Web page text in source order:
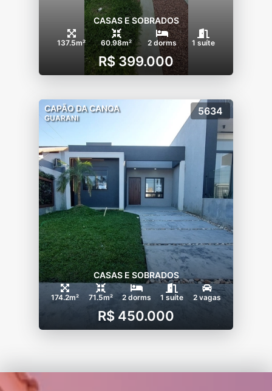
CASAS E SOBRADOS
137.5m² 60.98m² 2 dorms 1 suíte
R$ 399.000
CAPÃO DA CANOA
GUARANI
5634
CASAS E SOBRADOS
174.2m² 71.5m² 2 dorms 1 suíte 2 vagas
R$ 450.000